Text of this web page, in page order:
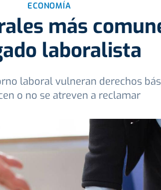
ECONOMÍA
más
laboralista
laboral vulneran derechos
o no se atreven a reclamar